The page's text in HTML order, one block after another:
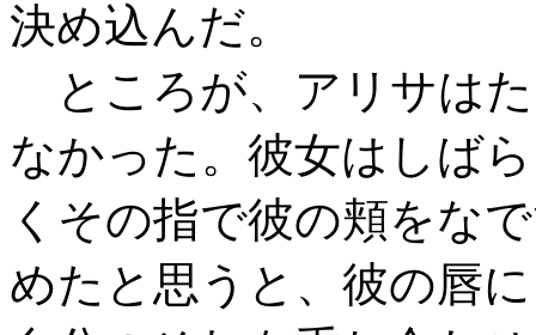
決め込んだ。
ところが、アリサは
なかった。彼女はしばら
くその指で彼の頬をな
めたと思うと、彼の唇に